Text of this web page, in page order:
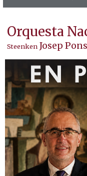
Orquesta
Steenken Josep Pons